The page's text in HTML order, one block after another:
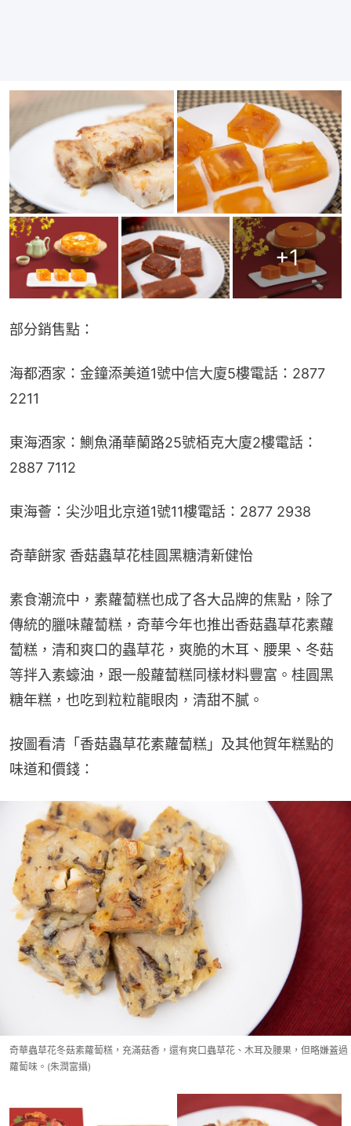
+1
部分銷售點：
海都酒家：金鐘添美道1號中信大廈5樓電話：2877
2211
東海酒家：鰂魚涌華蘭路25號栢克大廈2樓電話：
2887 7112
東海薈：尖沙咀北京道1號11樓電話：2877 2938
奇華餅家 香菇蟲草花桂圓黑糖清新健怡
素食潮流中，素蘿蔔糕也成了各大品牌的焦點，除了
傳統的臘味蘿蔔糕，奇華今年也推出香菇蟲草花素蘿
蔔糕，清和爽口的蟲草花，爽脆的木耳、腰果、冬菇
等拌入素蠔油，跟一般蘿蔔糕同樣材料豐富。桂圓黑
糖年糕，也吃到粒粒龍眼肉，清甜不膩。
按圖看清「香菇蟲草花素蘿蔔糕」及其他賀年糕點的
味道和價錢：
奇華蟲草花冬菇素蘿蔔糕，充滿菇香，還有爽口蟲草花、木耳及腰果，但略嫌蓋過
蘿蔔味。(朱潤富攝)